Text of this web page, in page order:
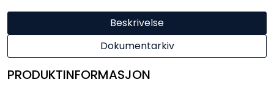
Beskrivelse
Dokumentarkiv
PRODUKTINFORMASJON